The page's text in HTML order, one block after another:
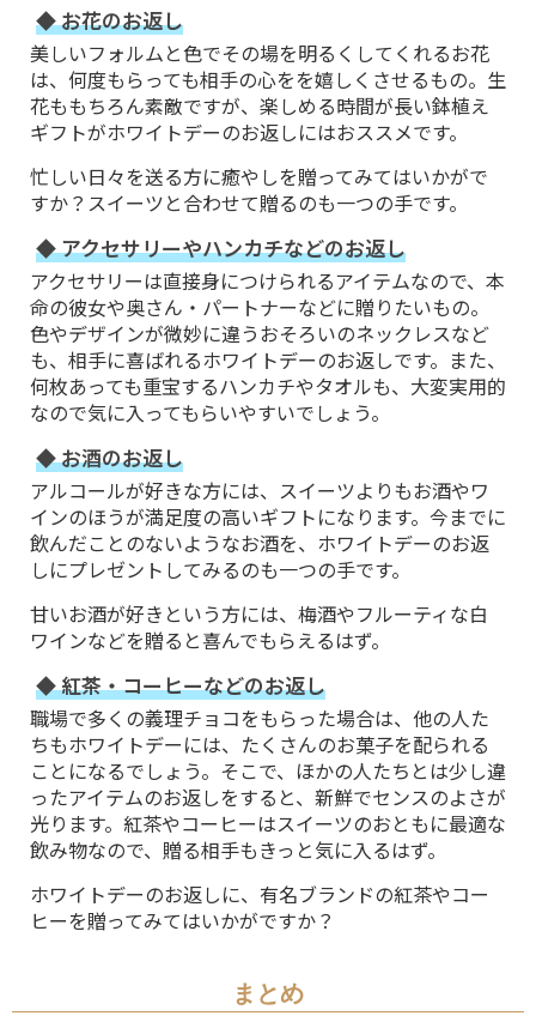
◆ お花のお返し
美しいフォルムと色でその場を明るくしてくれるお花
は、何度もらっても相手の心をを嬉しくさせるもの。生
花ももちろん素敵ですが、楽しめる時間が長い鉢植え
ギフトがホワイトデーのお返しにはおススメです。
忙しい日々を送る方に癒やしを贈ってみてはいかがで
すか？スイーツと合わせて贈るのも一つの手です。
◆ アクセサリーやハンカチなどのお返し
アクセサリーは直接身につけられるアイテムなので、本
命の彼女や奥さん・パートナーなどに贈りたいもの。
色やデザインが微妙に違うおそろいのネックレスなど
も、相手に喜ばれるホワイトデーのお返しです。また、
何枚あっても重宝するハンカチやタオルも、大変実用的
なので気に入ってもらいやすいでしょう。
◆ お酒のお返し
アルコールが好きな方には、スイーツよりもお酒やワ
インのほうが満足度の高いギフトになります。今までに
飲んだことのないようなお酒を、ホワイトデーのお返
しにプレゼントしてみるのも一つの手です。
甘いお酒が好きという方には、梅酒やフルーティな白
ワインなどを贈ると喜んでもらえるはず。
◆ 紅茶・コーヒーなどのお返し
職場で多くの義理チョコをもらった場合は、他の人た
ちもホワイトデーには、たくさんのお菓子を配られる
ことになるでしょう。そこで、ほかの人たちとは少し違
ったアイテムのお返しをすると、新鮮でセンスのよさが
光ります。紅茶やコーヒーはスイーツのおともに最適な
飲み物なので、贈る相手もきっと気に入るはず。
ホワイトデーのお返しに、有名ブランドの紅茶やコー
ヒーを贈ってみてはいかがですか？
まとめ